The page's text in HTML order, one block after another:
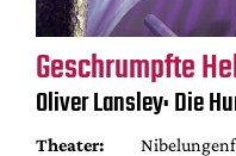
Geschrumpfte
Oliver Lansley: Die
Theater: